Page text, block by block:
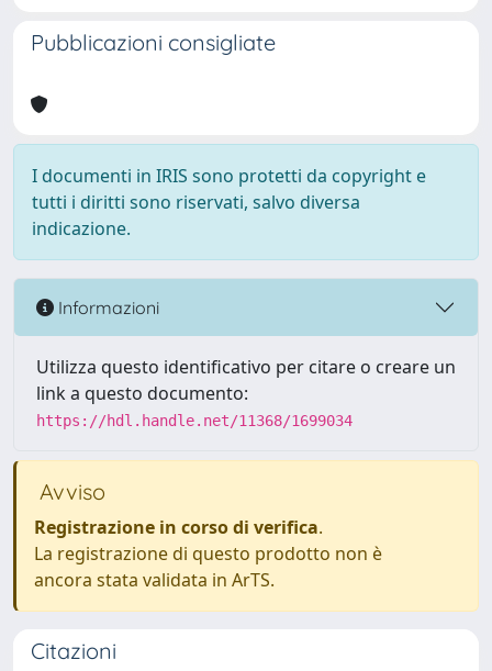
Pubblicazioni consigliate
I documenti in IRIS sono protetti da copyright e
tutti i diritti sono riservati, salvo diversa
indicazione.
Informazioni
Utilizza questo identificativo per citare o creare un
link a questo documento:
https://hdl.handle.net/11368/1699034
Avviso
Registrazione in corso di verifica.
La registrazione di questo prodotto non è
ancora stata validata in ArTS.
Citazioni